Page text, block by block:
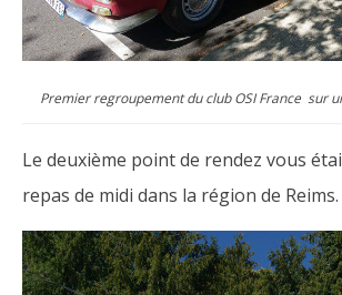
Premier regroupement du club OSI France sur
Le deuxième point de rendez vous
repas de midi dans la région de Reims.